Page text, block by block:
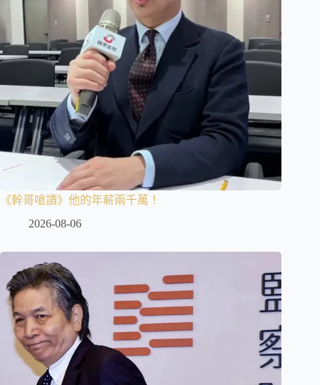
《幹哥嗆讀》他的年薪兩千萬！
2026-08-06